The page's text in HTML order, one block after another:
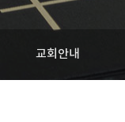
교회안내